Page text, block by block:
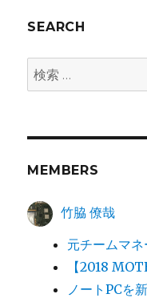
SEARCH
検
索:
MEMBERS
竹脇 僚哉
元チームマネ
【2018
ノートPCを